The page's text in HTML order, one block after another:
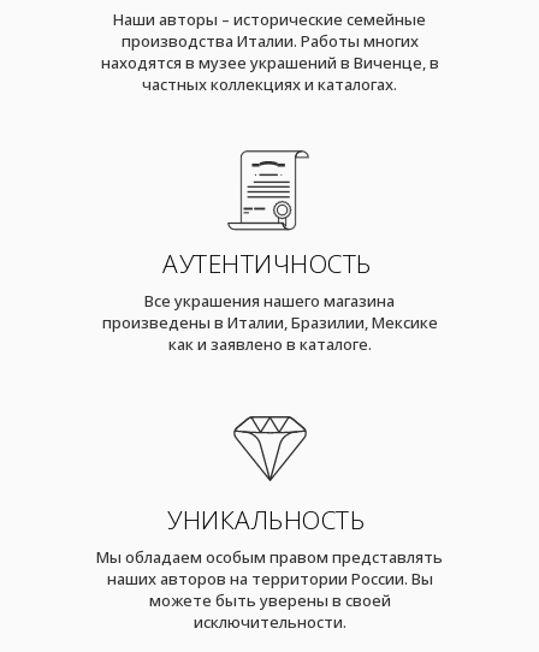
Наши авторы – исторические семейные
производства Италии. Работы многих
находятся в музее украшений в Виченце, в
частных коллекциях и каталогах.
АУТЕНТИЧНОСТЬ
Все украшения нашего магазина
произведены в Италии, Бразилии, Мексике
как и заявлено в каталоге.
УНИКАЛЬНОСТЬ
Мы обладаем особым правом представлять
наших авторов на территории России. Вы
можете быть уверены в своей
исключительности.